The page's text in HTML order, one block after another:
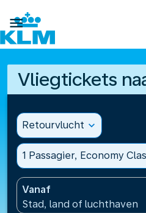

Vliegtickets
Retourvlucht expand_more
1 Passagier, Economy
Vanaf
Stad, land of luchthaven